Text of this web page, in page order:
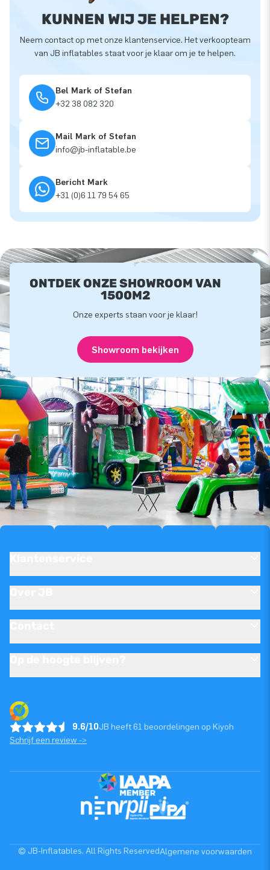
KUNNEN WIJ JE HELPEN?
Neem contact op met onze klantenservice. Het verkoopteam
van JB inflatables staat voor je klaar om je te helpen.
Bel Mark of Stefan
+32 38 082 320
Mail Mark of Stefan
info@jb-inflatable.be
Bericht Mark
+31 (0)6 11 79 54 65
ONTDEK ONZE SHOWROOM VAN
1500M2
Onze experts staan voor je klaar!
Showroom bekijken
9.6/10JB heeft 61 beoordelingen op Kiyoh
Schrijf een review ->
© JB-Inflatables. All Rights ReservedAlgemene voorwaarden